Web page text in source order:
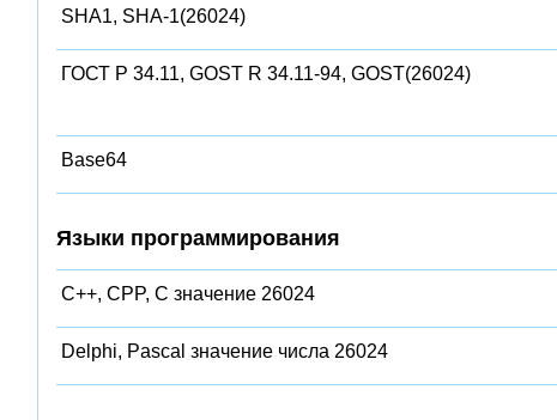
SHA1, SHA-1(26024)
ГОСТ Р 34.11, GOST R 34.11-94, GOST(26024)
Base64
Языки программирования
C++, CPP, C значение 26024
Delphi, Pascal значение числа 26024